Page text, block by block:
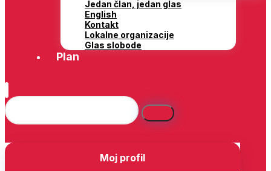
Jedan član, jedan glas
English
Kontakt
Lokalne organizacije
Glas slobode
Plan
Moj profil